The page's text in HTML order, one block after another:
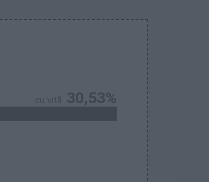
cu vită 30,53%